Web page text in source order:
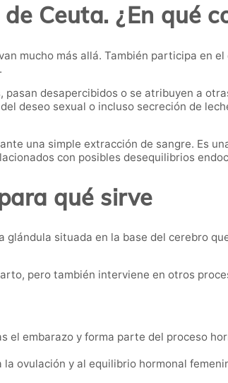
Ceuta. ¿En qué
mucho más allá. También participa en
desapercibidos o se atribuyen a
deseo sexual o incluso secreción de
una simple extracción de sangre. Es
con posibles desequilibrios
qué sirve
situada en la base del cerebro
pero también interviene en otros
el embarazo y forma parte del proceso
ovulación y al equilibrio hormonal